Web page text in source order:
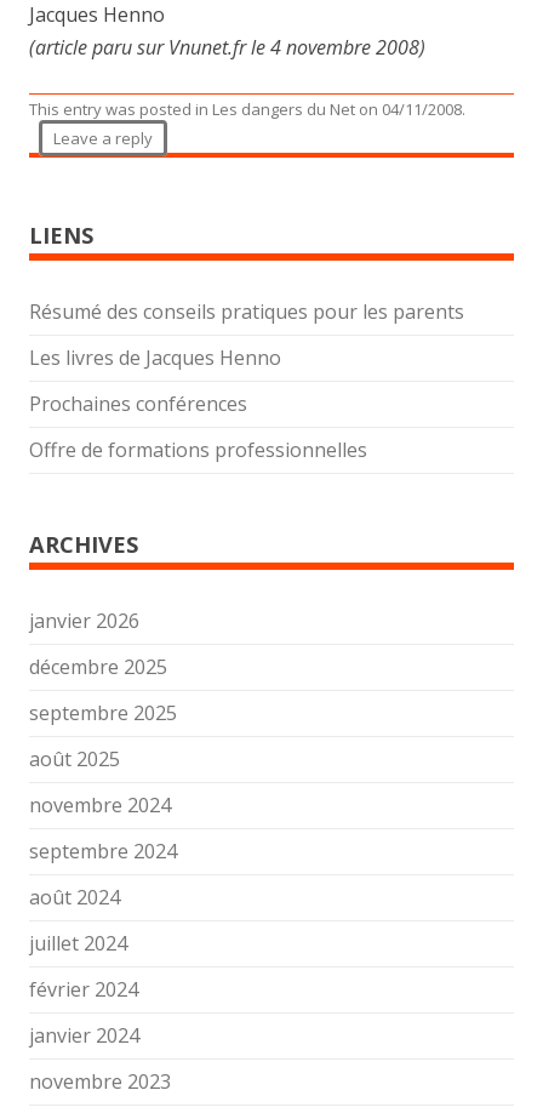
Jacques Henno
(article paru sur Vnunet.fr le 4 novembre 2008)
This entry was posted in Les dangers du Net on 04/11/2008.
Leave a reply
LIENS
Résumé des conseils pratiques pour les parents
Les livres de Jacques Henno
Prochaines conférences
Offre de formations professionnelles
ARCHIVES
janvier 2026
décembre 2025
septembre 2025
août 2025
novembre 2024
septembre 2024
août 2024
juillet 2024
février 2024
janvier 2024
novembre 2023